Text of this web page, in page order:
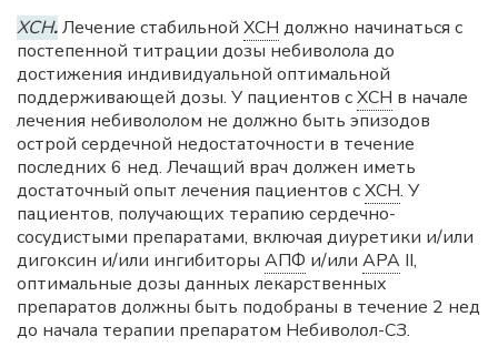
ХСН.Лечение стабильной ХСН должно начинаться с
постепенной титрации дозы небиволола до
достижения индивидуальной оптимальной
поддерживающей дозы. У пациентов сХСН в начале
лечения небивололом не должно быть эпизодов
острой сердечной недостаточности в течение
последних 6 нед. Лечащий врач должен иметь
достаточный опыт лечения пациентов сХСН. У
пациентов, получающих терапию сердечно-
сосудистыми препаратами, включая диуретики и/или
дигоксин и/или ингибиторы АПФ и/или АРА II,
оптимальные дозы данных лекарственных
препаратов должны быть подобраны в течение 2 нед
до начала терапии препаратом Небиволол-СЗ.